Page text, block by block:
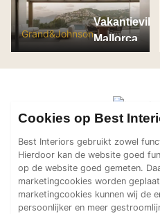
Natuursteen en keramiek
Leer
Schilderwerk
Stucwerk
Technologie
Audio/Video
Thuisbioscoop
Domotica
Mirror TV
Grand&JohnsonMallorca
Cookies op Best
Best Interiors gebruikt zowel
Hierdoor kan de website goed
op de website goed gemeten.
marketingcookies worden
marketingcookies kunnen wij de
persoonlijker en meer